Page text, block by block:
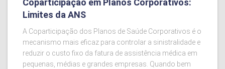
Coparticipação em Planos Corporativos:
Limites da ANS
A Coparticipação dos Planos de Saúde Corporativos é o
mecanismo mais eficaz para controlar a sinistralidade e
reduzir o custo fixo da fatura de assistência médica em
pequenas, médias e grandes empresas. Quando bem